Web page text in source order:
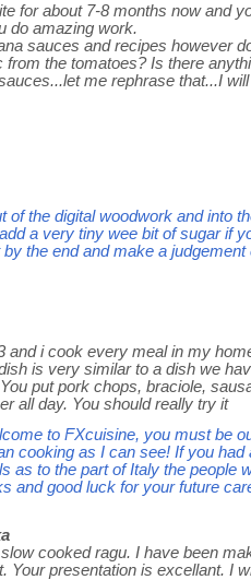
for about 7-8 months now and
do amazing work.
sauces and recipes however
the tomatoes? Is there
me rephrase that...I
of the digital woodwork and into
a very tiny wee bit of sugar if
the end and make a
and i cook every meal in my
is very similar to a dish we
put pork chops, braciole,
all day. You should really try it
to FXcuisine, you must be
cooking as I can see! If you
as to the part of Italy the people
and good luck for your future
cooked ragu. I have been
Your presentation is excellant. I